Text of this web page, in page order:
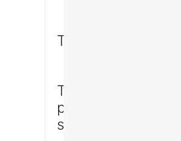
Talleres para
Taller para
profesionales
sanitarios